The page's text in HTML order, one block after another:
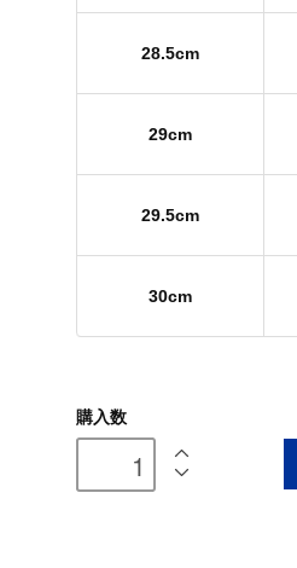
28.5cm
29cm
29.5cm
30cm
購入数